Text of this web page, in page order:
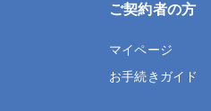
ご契約者の方
マイページ
お手続きガイド